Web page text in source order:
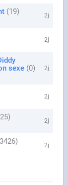
19 2j
2j
sexe 0 2j
2j
25 2j
3426 2j